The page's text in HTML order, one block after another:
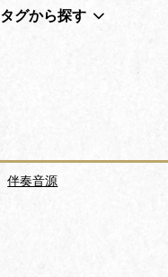
タグから探す
伴奏音源